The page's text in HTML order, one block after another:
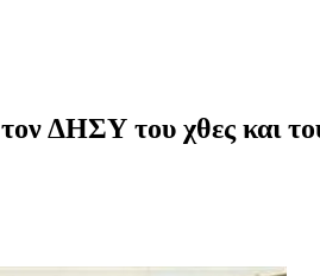
ΔΗΣΥ του χθες και